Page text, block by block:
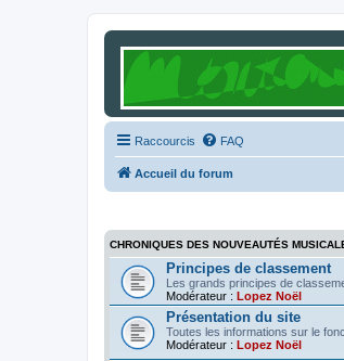
Raccourcis FAQ
Accueil du forum
CHRONIQUES DES NOUVEAUTÉS
Principes de classement
Les grands principes de
Modérateur : Lopez Noël
Présentation du site
Toutes les informations sur le
Modérateur : Lopez Noël